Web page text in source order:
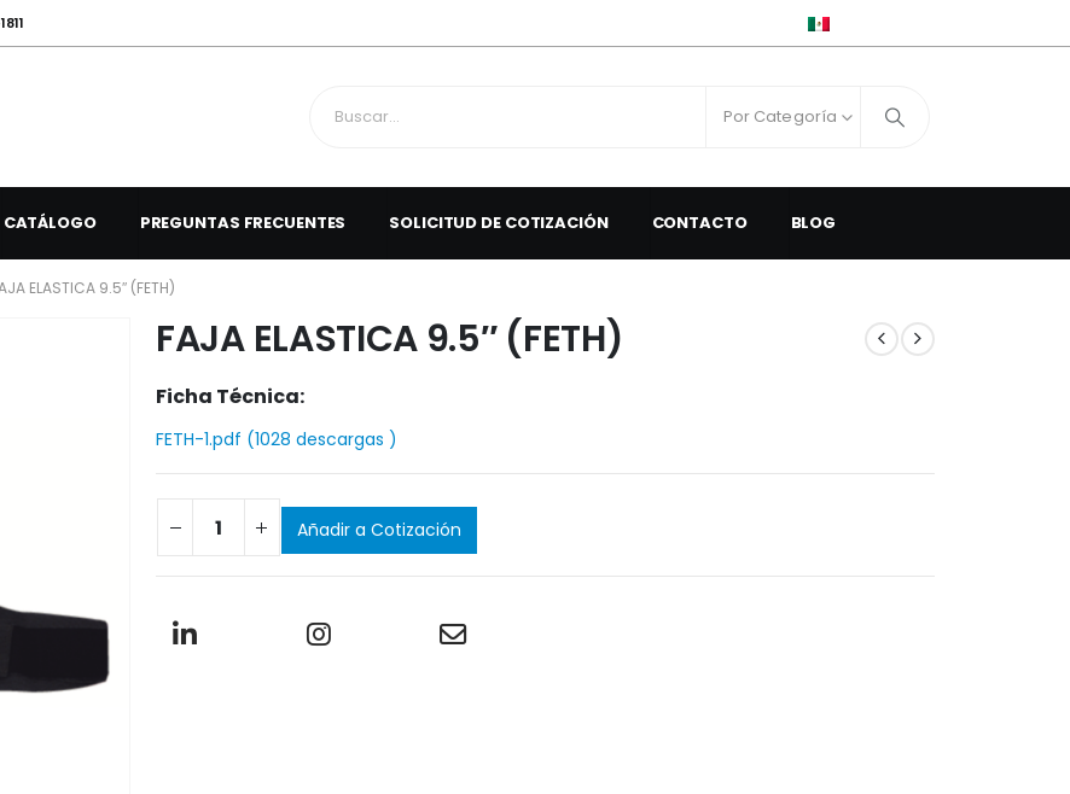
Por Categoría
CATÁLOGO PREGUNTAS FRECUENTES SOLICITUD DE COTIZACIÓN CONTACTO BLOG
ELASTICA 9.5″ (FETH)
FAJA ELASTICA 9.5″ (FETH)
Ficha Técnica:
FETH-1.pdf (1028 descargas )
Añadir a Cotización